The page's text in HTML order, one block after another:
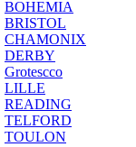
BOHEMIA
BRISTOL
CHAMONIX
DERBY
Grotescco
LILLE
READING
TELFORD
TOULON